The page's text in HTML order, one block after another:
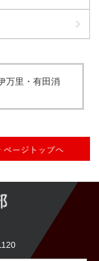
万里・有田消